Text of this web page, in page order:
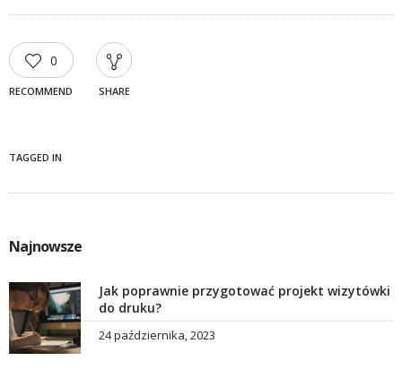
0
RECOMMEND SHARE
TAGGED IN
Najnowsze
Jak poprawnie przygotować projekt wizytówki
do druku?
24 października, 2023